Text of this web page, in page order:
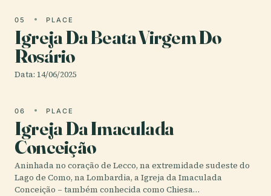
05 PLACE
Igreja Da Beata Virgem Do
Rosário
Data: 14/06/2025
06 PLACE
Igreja Da Imaculada
Conceição
Aninhada no coração de Lecco, na extremidade sudeste do
Lago de Como, na Lombardia, a Igreja da Imaculada
Conceição – também conhecida como Chiesa…